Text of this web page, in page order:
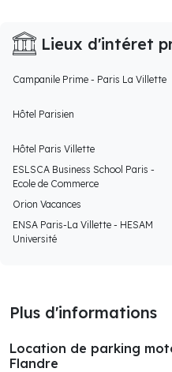
Lieux d'intéret
Campanile Prime - Paris La Villette
Hôtel Parisien
Hôtel Paris Villette
ESLSCA Business School Paris -
Ecole de Commerce
Orion Vacances
ENSA Paris-La Villette - HESAM
Université
Plus d'informations
Location de parking
Flandre